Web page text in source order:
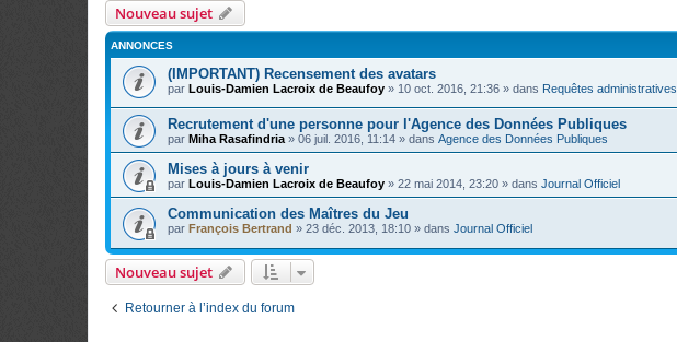
Nouveau sujet
ANNONCES
(IMPORTANT) Recensement des avatars
par Louis-Damien Lacroix de Beaufoy » 10 oct. 2016, 21:36 » dans Requêtes administratives
Recrutement d'une personne pour l'Agence des Données Publiques
par Miha Rasafindria » 06 juil. 2016, 11:14 » dans Agence des Données Publiques
Mises à jours à venir
par Louis-Damien Lacroix de Beaufoy » 22 mai 2014, 23:20 » dans Journal Officiel
Communication des Maîtres du Jeu
par François Bertrand » 23 déc. 2013, 18:10 » dans Journal Officiel
Nouveau sujet
Retourner à l’index du forum